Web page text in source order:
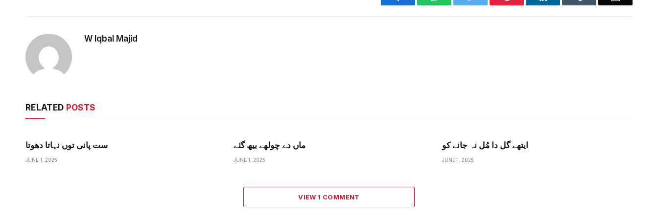
W Iqbal Majid
RELATED POSTS
ست پانی توں نہاتا دھوتا
JUNE 1, 2025
ماں دے چولھے بیھ گئے
JUNE 1, 2025
ایتھے گل دا مُل نہ جانے کو
JUNE 1, 2025
VIEW 1 COMMENT